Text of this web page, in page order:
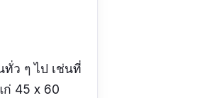
ว ๆ ไป เช่นที่
45 x 60